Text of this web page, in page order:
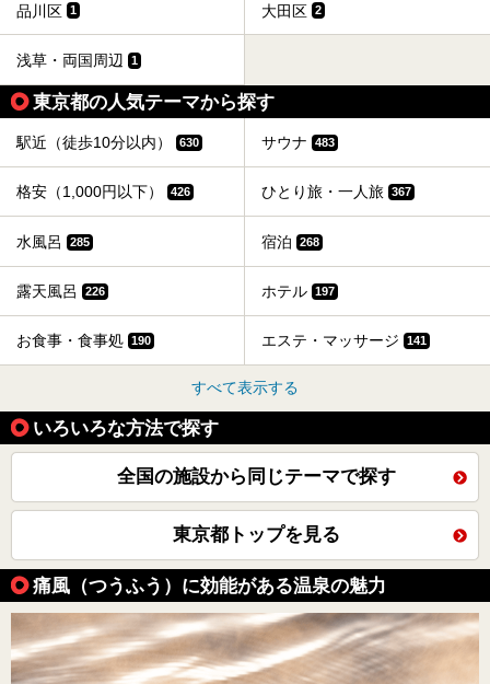
品川区 1 大田区 2
浅草・両国周辺 1
東京都の人気テーマから探す
駅近（徒歩10分以内） 630 サウナ 483
格安（1,000円以下） 426 ひとり旅・一人旅 367
水風呂 285 宿泊 268
露天風呂 226 ホテル 197
お食事・食事処 190 エステ・マッサージ 141
すべて表示する
いろいろな方法で探す
全国の施設から同じテーマで探す
東京都トップを見る
痛風（つうふう）に効能がある温泉の魅力